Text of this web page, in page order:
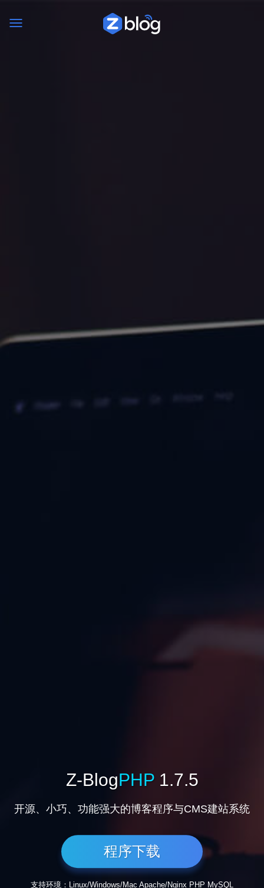
Z-BlogPHP1.7.5
开源、小巧、功能强大的博客程序与CMS建站系统
程序下载
支持环境：Linux/Windows/Mac Apache/Nginx PHP MySQL